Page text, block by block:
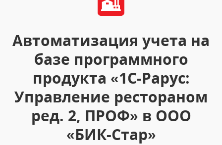
Автоматизация учета на
базе программного
продукта «1C-Рарус:
Управление рестораном
ред. 2, ПРОФ» в ООО
«БИК-Стар»